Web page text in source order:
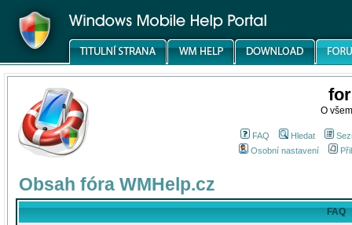
O
FAQ Hledat
Osobní nastavení
Obsah fóra WMHelp.cz
FAQ